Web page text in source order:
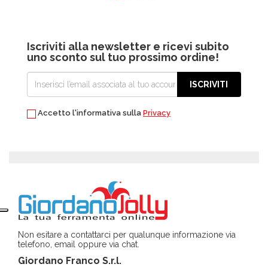
Iscriviti alla newsletter e ricevi subito
uno sconto sul tuo prossimo ordine!
ISCRIVITI
Accetto l'informativa sulla Privacy
Non esitare a contattarci per qualunque informazione via
telefono, email oppure via chat.
Giordano Franco S.r.l.